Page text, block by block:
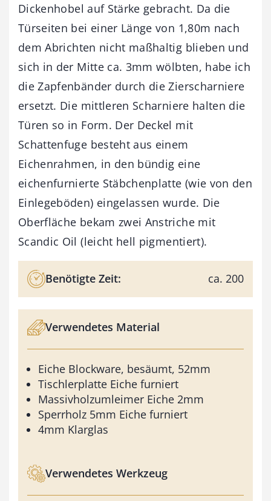
Dickenhobel auf Stärke gebracht. Da die
Türseiten bei einer Länge von 1,80m nach
dem Abrichten nicht maßhaltig blieben und
sich in der Mitte ca. 3mm wölbten, habe ich
die Zapfenbänder durch die Zierscharniere
ersetzt. Die mittleren Scharniere halten die
Türen so in Form. Der Deckel mit
Schattenfuge besteht aus einem
Eichenrahmen, in den bündig eine
eichenfurnierte Stäbchenplatte (wie von den
Einlegeböden) eingelassen wurde. Die
Oberfläche bekam zwei Anstriche mit
Scandic Oil (leicht hell pigmentiert).
Benötigte Zeit: ca. 200
Verwendetes Material
Eiche Blockware, besäumt, 52mm
Tischlerplatte Eiche furniert
Massivholzumleimer Eiche 2mm
Sperrholz 5mm Eiche furniert
4mm Klarglas
Verwendetes Werkzeug